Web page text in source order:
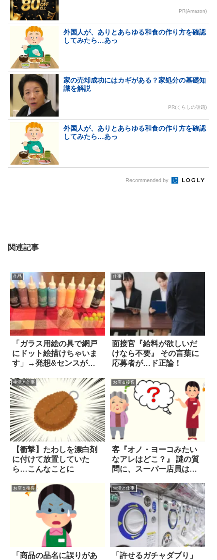
PR(Amazon)
外国人が、ありとあらゆる和食の作り方を確認
してみたら…あっ
家の売却成功にはカギがある？家処分の基礎知
識を解説
PR(くらしの話題)
外国人が、ありとあらゆる和食の作り方を確認
してみたら…あっ
Recommended by
関連記事
作品
「ガラス用絵の具で網戸
にドット絵描けちゃいま
す」→発想&センスが凄
仕事
面接官『給料が欲しいだ
けなら不要』 その言葉に
応募者が…ド正論！
生活と仕事
【衝撃】たわしを漂白剤
に付けて放置していた
ら…こんなことに
お店＆接客
客『オノ・ヨーコみたい
なアレはどこ？』 謎の質
問に、スーパー店員は…
お店＆接客
「商品の品名に誤りがあ
生活と仕事
「許せるガチャダブり」